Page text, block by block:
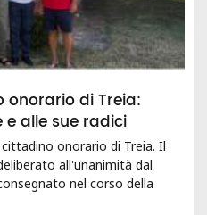
onorario di Treia:
alle sue radici
onorario di Treia. Il
all'unanimità dal
nel corso della